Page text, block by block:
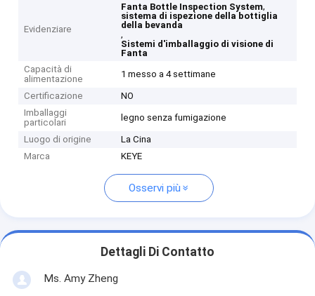
Evidenziare
Fanta Bottle Inspection System,
sistema di ispezione della bottiglia
della bevanda
,
Sistemi d'imballaggio di visione di
Fanta
Capacità di
alimentazione
1 messo a 4 settimane
Certificazione
NO
Imballaggi
particolari
legno senza fumigazione
Luogo di origine
La Cina
Marca
KEYE
Osservi più
Dettagli Di Contatto
Ms. Amy Zheng